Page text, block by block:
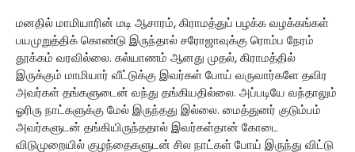
மனதில் மாமியாரின் மடி ஆசாரம், கிராமத்துப் பழக்க வழக்கங்கள்
பயமுறுத்திக் கொண்டு இருந்தால் சரோஜாவுக்கு ரொம்ப நேரம்
தூக்கம் வரவில்லை. கல்யாணம் ஆனது முதல், கிராமத்தில்
இருக்கும் மாமியார் வீட்டுக்கு இவர்கள் போய் வருவார்களே தவிர
அவர்கள் தங்களுடைன் வந்து தங்கியதில்லை. அப்படியே வந்தாலும்
ஓரிரு நாட்களுக்கு மேல் இருந்தது இல்லை. மைத்துனர் குடும்பம்
அவர்களுடன் தங்கியிருந்ததால் இவர்கள்தான் கோடை
விடுமுறையில் குழந்தைகளுடன் சில நாட்கள் போய் இருந்து விட்டு